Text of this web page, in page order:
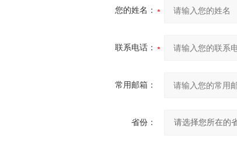
您的姓名：
联系电话：
常用邮箱：
省份：